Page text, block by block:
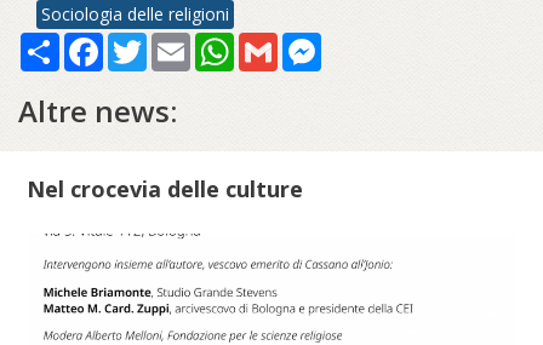
Sociologia delle religioni
Share Facebook
TwitterEmail WhatsApp
Gmail
Altre news:
Nel crocevia delle culture